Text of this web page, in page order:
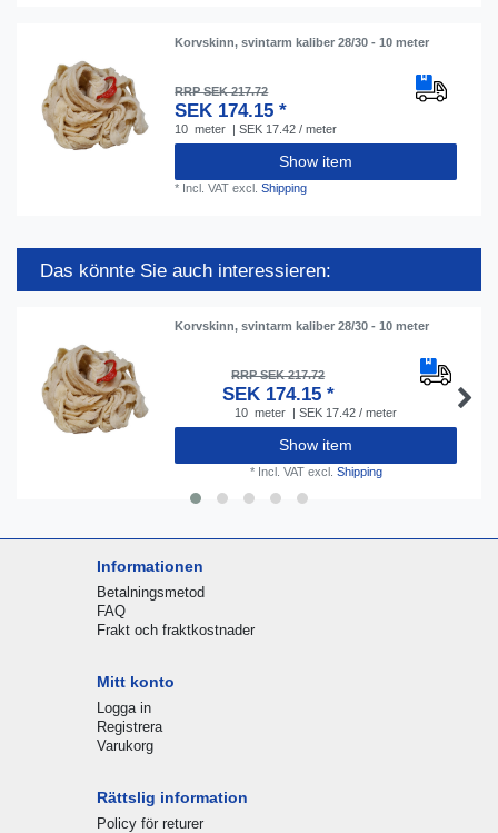
Korvskinn, svintarm kaliber 28/30 - 10 meter
RRP SEK 217.72
SEK 174.15 *
10 meter | SEK 17.42 / meter
Show item
* Incl. VAT excl.Shipping
Das könnte Sie auch interessieren:
Korvskinn, svintarm kaliber 28/30 - 10 meter
RRP SEK 217.72
SEK 174.15 *
10 meter | SEK 17.42 / meter
Show item
* Incl. VATexcl. Shipping
Informationen
Betalningsmetod
FAQ
Frakt och fraktkostnader
Mitt konto
Logga in
Registrera
Varukorg
Rättslig information
Policy för returer